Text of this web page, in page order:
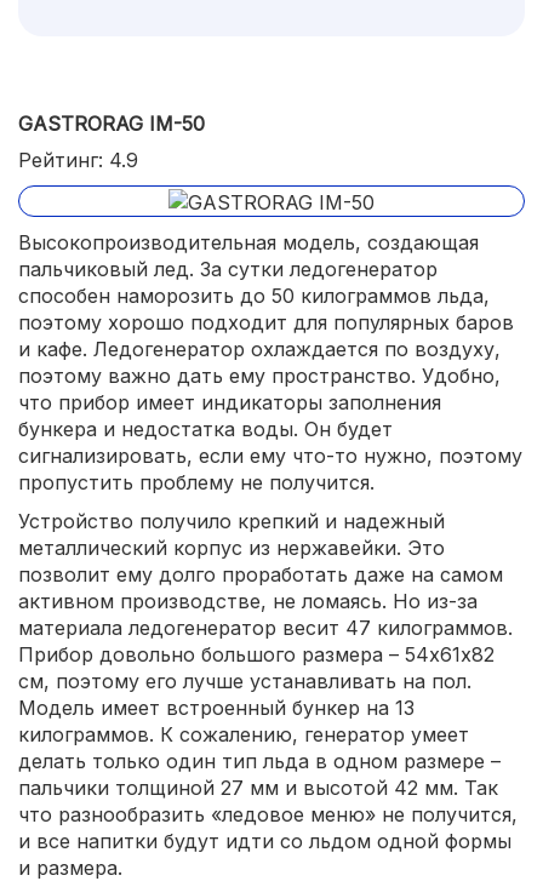
GASTRORAG IM-50
Рейтинг: 4.9
Высокопроизводительная модель, создающая
пальчиковый лед. За сутки ледогенератор
способен наморозить до 50 килограммов льда,
поэтому хорошо подходит для популярных баров
и кафе. Ледогенератор охлаждается по воздуху,
поэтому важно дать ему пространство. Удобно,
что прибор имеет индикаторы заполнения
бункера и недостатка воды. Он будет
сигнализировать, если ему что-то нужно, поэтому
пропустить проблему не получится.
Устройство получило крепкий и надежный
металлический корпус из нержавейки. Это
позволит ему долго проработать даже на самом
активном производстве, не ломаясь. Но из-за
материала ледогенератор весит 47 килограммов.
Прибор довольно большого размера – 54х61х82
см, поэтому его лучше устанавливать на пол.
Модель имеет встроенный бункер на 13
килограммов. К сожалению, генератор умеет
делать только один тип льда в одном размере –
пальчики толщиной 27 мм и высотой 42 мм. Так
что разнообразить «ледовое меню» не получится,
и все напитки будут идти со льдом одной формы
и размера.